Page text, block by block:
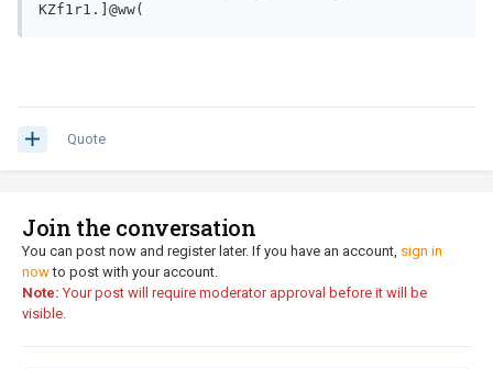
KZf1r1.]@ww(
Quote
Join the conversation
You can post now and register later. If you have an account, sign in
nowto post with your account.
Note: Your post will require moderator approval before it will be
visible.